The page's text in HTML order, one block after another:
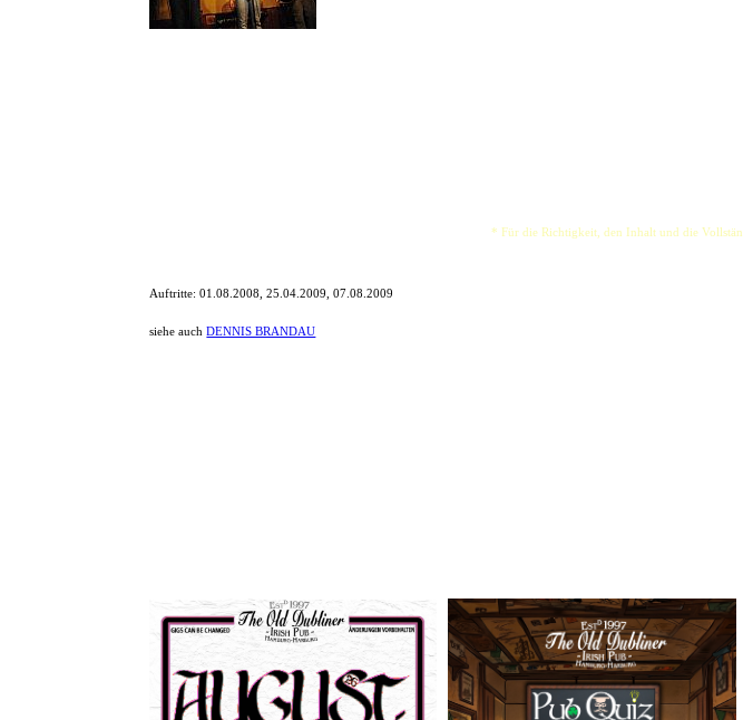
* Für die Richtigkeit, den Inhalt und die
Auftritte:01.08.2008, 25.04.2009, 07.08.2009
siehe auchDENNIS BRANDAU